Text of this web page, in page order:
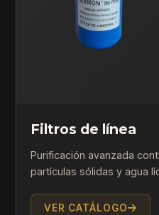
Filtros de línea
Purificación avanzada
partículas sólidas y agua
VER CATÁLOGO